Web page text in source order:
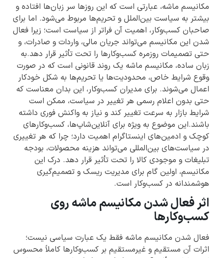
مکانیسم ماشه، عبارتی است که این روزها سر زبان‌ها افتاده و
بیشتر به سیاست بین‌الملل و تحریم‌ها مربوط می‌شود. اما برای
صاحبان کسب‌وکار، اهمیت آن فراتر از سیاست است؛ زیرا فعال
شدن این مکانیسم می‌تواند جریان مالی، واردات و صادرات، و
حتی تصمیمات روزمره کسب‌وکارها را تحت تأثیر قرار دهد.به
زبان ساده، مکانیسم ماشه یک روند قانونی است که در صورت
وقوع شرایط خاص، محدودیت‌ها یا تحریم‌ها به شکل خودکار
اعمال می‌شوند. برای مدیران کسب‌وکار، این بدان معناست که
حتی بدون اعلام رسمی هر تغییر در سیاست، ممکن است
شرایط بازار به سرعت تغییر کند و نیاز به واکنش فوری داشته
باشند.این موضوع به ویژه برای آنلاین‌شاپ‌ها، کسب‌وکارهای
کوچک و ادمین‌های اینستاگرام اهمیت دارد؛ چرا که هر تغییری
در سیاست‌های بین‌المللی می‌تواند هزینه محصولات، بودجه
تبلیغات و موجودی کالا را تحت تأثیر قرار دهد. درک این
مکانیسم، اولین گام برای مدیریت ریسک و تصمیم‌گیری
هوشمندانه در کسب‌وکار است.
اثر فعال شدن مکانیسم ماشه روی
کسب‌وکارها
فعال شدن مکانیسم ماشه فقط یک عبارت سیاسی نیست؛
اثرات آن مستقیم و غیرمستقیم بر کسب‌وکارها کاملاً محسوس